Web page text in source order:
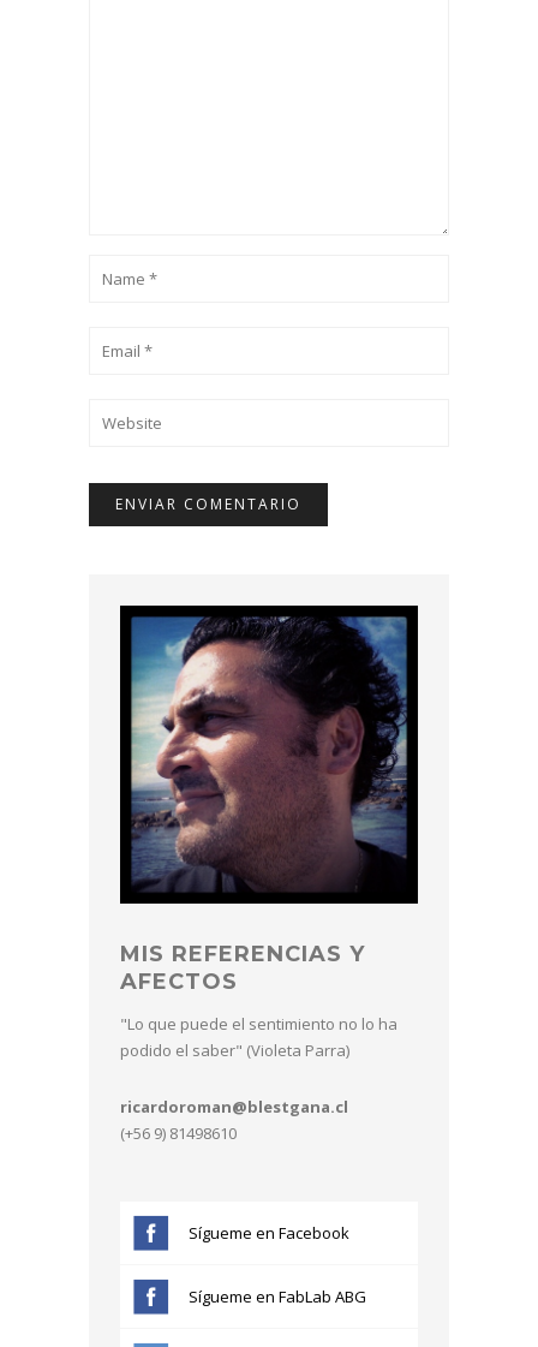
MIS REFERENCIAS Y
AFECTOS
"Lo que puede el sentimiento no lo ha
podido el saber" (Violeta Parra)
ricardoroman@blestgana.cl
(+56 9) 81498610
Sígueme en Facebook
Sígueme en FabLab ABG